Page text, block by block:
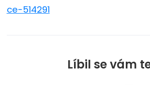
ce-514291
Líbil se vám